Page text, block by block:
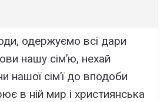
одержуємо всі дари
нашу сім’ю, нехай
нашої сім’ї до вподоби
в ній мир і християнська